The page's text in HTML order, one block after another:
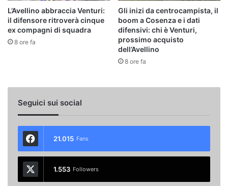
L’Avellino abbraccia Venturi:
il difensore ritroverà cinque
ex compagni di squadra
8 ore fa
Gli inizi da centrocampista, il
boom a Cosenza e i dati
difensivi: chi è Venturi,
prossimo acquisto
dell’Avellino
8 ore fa
Seguici sui social
21.015 Fans
1.553 Followers